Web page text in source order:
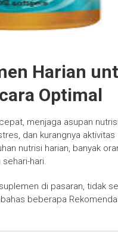
Harian
Optimal
menjaga asupan
dan kurangnya
nutrisi harian, banyak
hari.
di pasaran, tidak
beberapa